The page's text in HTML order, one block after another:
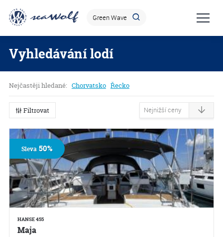
Vyhledávání lodí
Nejčastěji hledané: Chorvatsko Řecko
Filtrovat
HANSE 455
Maja
Sleva50%